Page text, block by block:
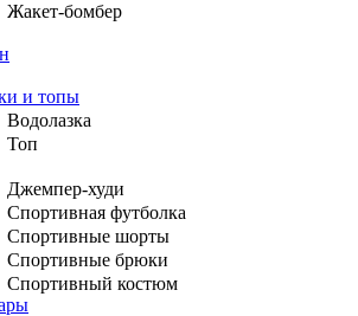
Жакет-бомбер
и топы
Водолазка
Топ
Джемпер-худи
Спортивная футболка
Спортивные шорты
Спортивные брюки
Спортивный костюм